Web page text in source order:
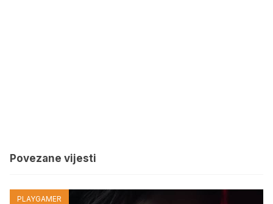
Povezane vijesti
PLAYGAMER